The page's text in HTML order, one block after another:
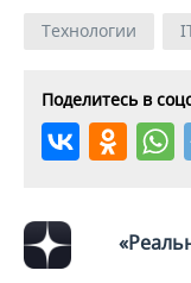
Технологии
Поделитесь в